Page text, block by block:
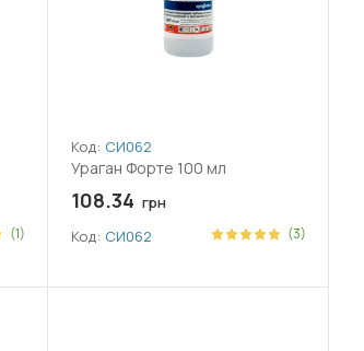
(1)
Код: СИ062
Ураган Форте 100 мл
108.34 грн
Код: СИ062 (3)